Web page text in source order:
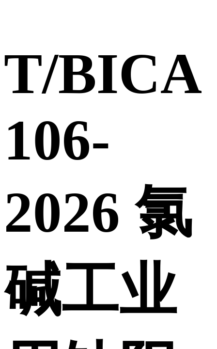
T/BICA
106-
2026 氯
碱工业